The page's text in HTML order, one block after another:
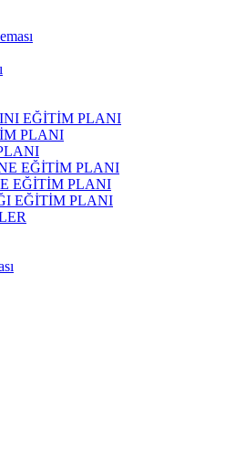
EĞİTİM PLANI
PLANI
EĞİTİM PLANI
EĞİTİM PLANI
EĞİTİM PLANI